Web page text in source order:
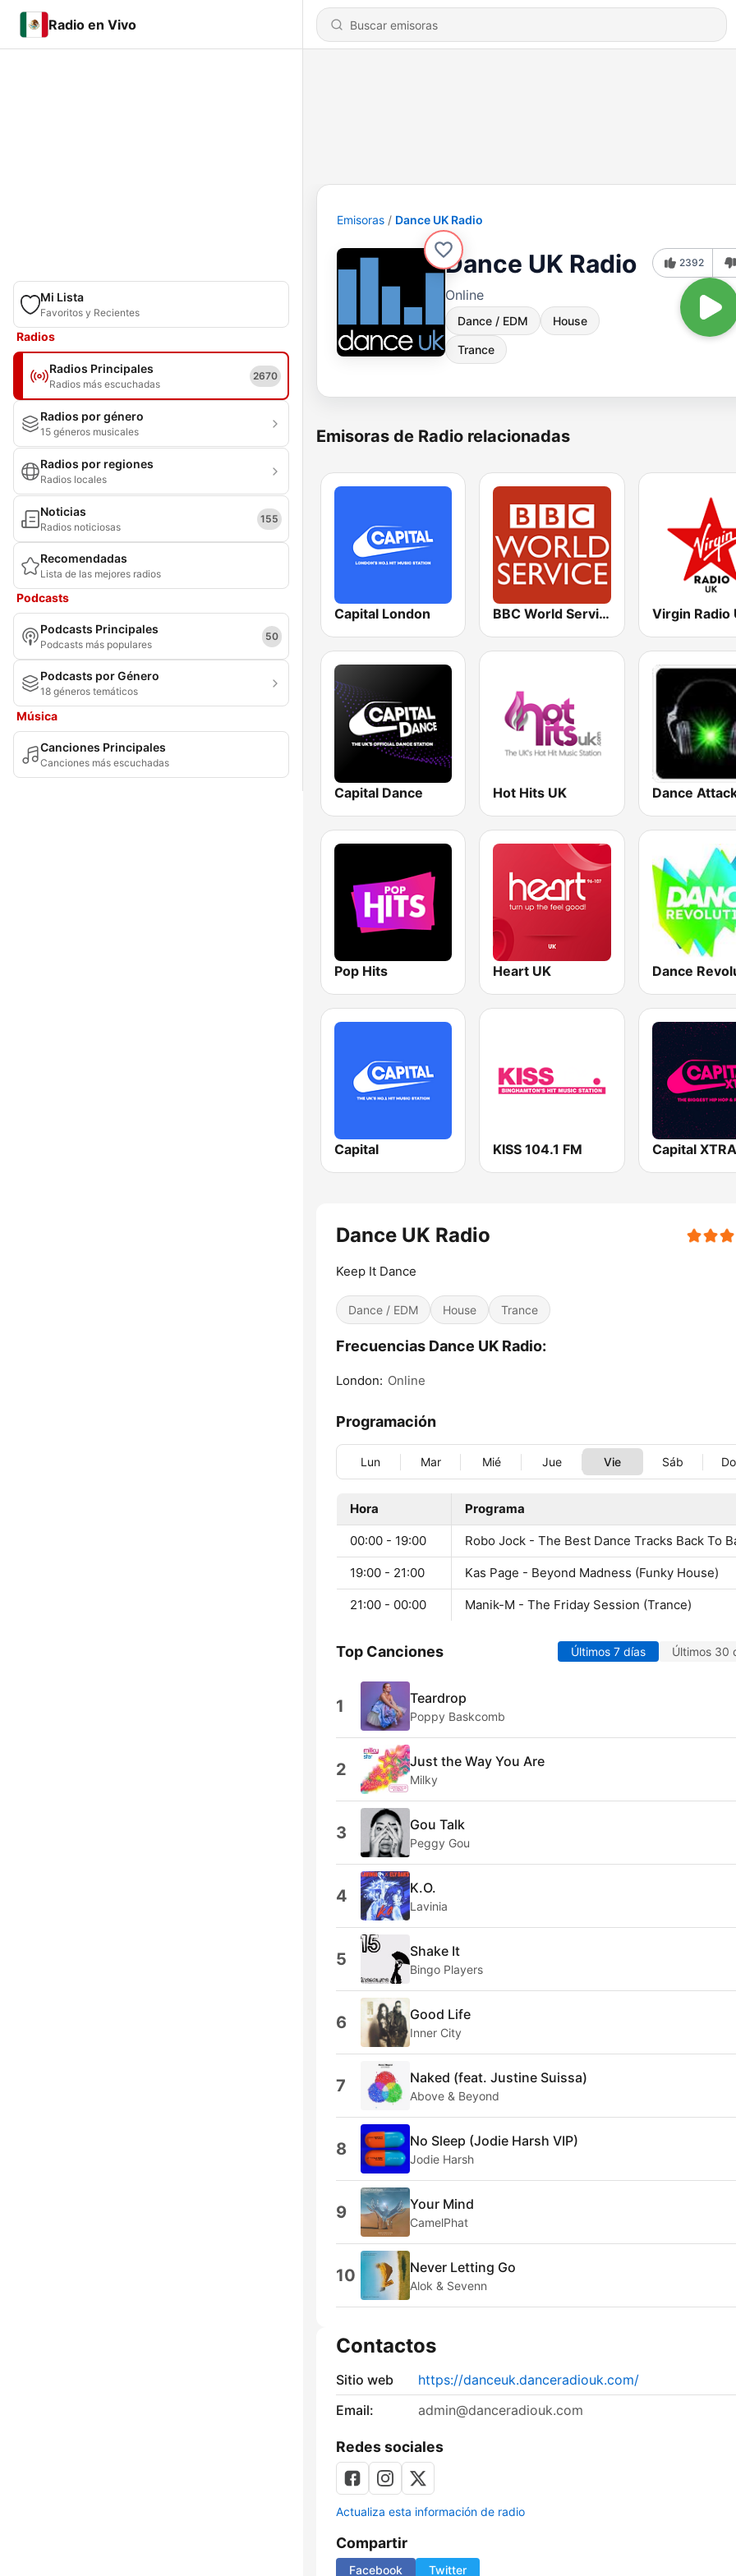
Radio en Vivo
Mi Lista
Favoritos y Recientes
Radios
Radios Principales
Radios más escuchadas
2670
Radios por género
15 géneros musicales
Radios por regiones
Radios locales
Noticias
Radios noticiosas
155
Recomendadas
Lista de las mejores radios
Podcasts
Podcasts Principales
Podcasts más populares
50
Podcasts por Género
18 géneros temáticos
Música
Canciones Principales
Canciones más escuchadas
Emisoras Dance UK Radio
Dance UK Radio
Online
Dance / EDM House
Trance
2392
Emisoras de Radio relacionadas
Capital London BBC World Service Virgin Radio
Capital Dance Hot Hits UK Dance
Pop Hits Heart UK Dance
Capital KISS 104.1 FM Capital XTRA
Dance UK Radio
Keep It Dance
Dance / EDM House Trance
Frecuencias Dance UK Radio:
London: Online
Programación
Lun Mar Mié Jue Vie Sáb
Hora Programa
00:00 - 19:00 Robo Jock - The Best Dance Tracks Back To
19:00 - 21:00 Kas Page - Beyond Madness (Funky House)
21:00 - 00:00 Manik-M - The Friday Session (Trance)
Top Canciones Últimos 7 días Últimos 30
1 Teardrop
Poppy Baskcomb
2 Just the Way You Are
Milky
3 Gou Talk
Peggy Gou
4 K.O.
Lavinia
5 Shake It
Bingo Players
6 Good Life
Inner City
7 Naked (feat. Justine Suissa)
Above & Beyond
8 No Sleep (Jodie Harsh VIP)
Jodie Harsh
9 Your Mind
CamelPhat
10 Never Letting Go
Alok & Sevenn
Contactos
Sitio web
https://danceuk.danceradiouk.com/
Email:
admin@danceradiouk.com
Redes sociales
Actualiza esta información de radio
Compartir
Facebook Twitter